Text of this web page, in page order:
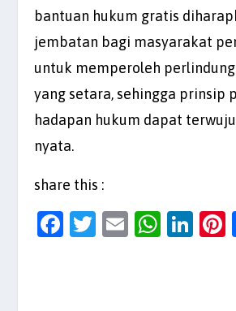
bantuan hukum gratis
jembatan bagi masyarakat
untuk memperoleh
yang setara, sehingga prinsip
hadapan hukum dapat
nyata.
share this :
F
T
E
W Li